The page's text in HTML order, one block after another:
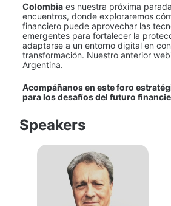
Colombia es nuestra próxima
encuentros, donde exploraremos
financiero puede aprovechar las
emergentes para fortalecer la
adaptarse a un entorno digital en
transformación. Nuestro anterior
Argentina.
Acompáñanos en este foro
para los desafíos del futuro
Speakers